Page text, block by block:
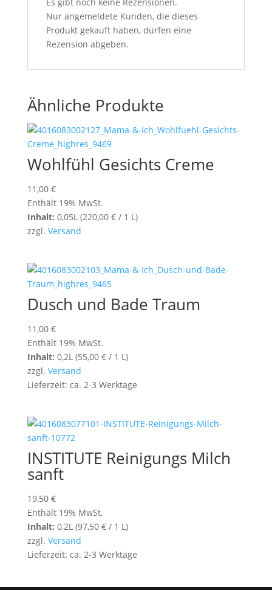
Nur angemeldete Kunden, die dieses
Produkt gekauft haben, dürfen eine
Rezension abgeben.
Ähnliche Produkte
Wohlfühl Gesichts Creme
11,00 €
Enthält 19% MwSt.
Inhalt: 0,05L (220,00 €/ 1 L)
zzgl. Versand
Dusch und Bade Traum
11,00 €
Enthält 19% MwSt.
Inhalt: 0,2L (55,00 €/ 1 L)
zzgl. Versand
Lieferzeit: ca. 2-3 Werktage
INSTITUTE Reinigungs Milch
sanft
19,50 €
Enthält 19% MwSt.
Inhalt: 0,2L (97,50 €/ 1 L)
zzgl. Versand
Lieferzeit: ca. 2-3 Werktage